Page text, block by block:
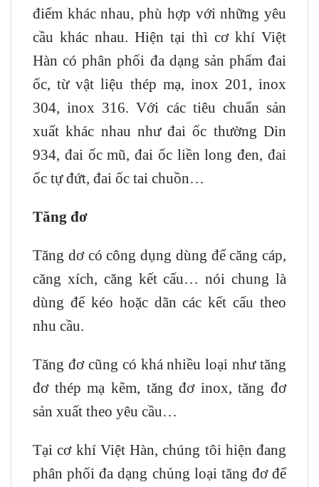
điểm khác nhau, phù hợp với những yêu
cầu khác nhau. Hiện tại thì cơ khí Việt
Hàn có phân phối đa dạng sản phẩm đai
ốc, từ vật liệu thép mạ, inox 201, inox
304, inox 316. Với các tiêu chuẩn sản
xuất khác nhau như đai ốc thường Din
934, đai ốc mũ, đai ốc liền long đen, đai
ốc tự đứt, đai ốc tai chuồn…
Tăng đơ
Tăng dơ có công dụng dùng để căng cáp,
căng xích, căng kết cấu… nói chung là
dùng để kéo hoặc dãn các kết cấu theo
nhu cầu.
Tăng đơ cũng có khá nhiều loại như tăng
đơ thép mạ kẽm, tăng đơ inox, tăng đơ
sản xuất theo yêu cầu…
Tại cơ khí Việt Hàn, chúng tôi hiện đang
phân phối đa dạng chủng loại tăng đơ để